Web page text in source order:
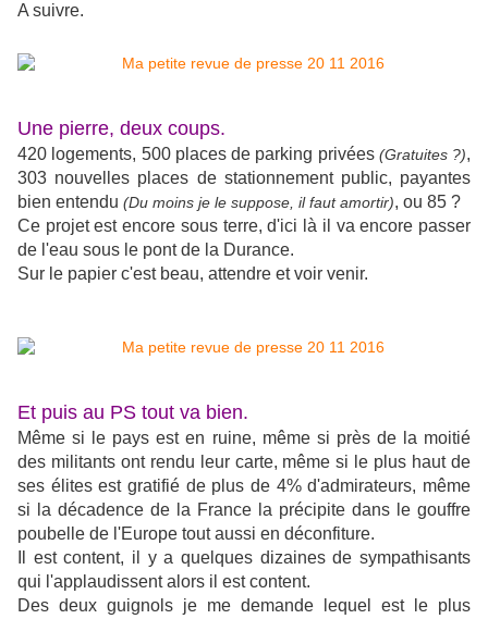
A suivre.
Une pierre, deux coups.
420 logements, 500 places de parking privées (Gratuites ?),
303 nouvelles places de stationnement public, payantes
bien entendu (Du moins je le suppose, il faut amortir), ou 85 ?
Ce projet est encore sous terre, d'ici là il va encore passer
de l'eau sous le pont de la Durance.
Sur le papier c'est beau, attendre et voir venir.
Et puis au PS tout va bien.
Même si le pays est en ruine, même si près de la moitié
des militants ont rendu leur carte, même si le plus haut de
ses élites est gratifié de plus de 4% d'admirateurs, même
si la décadence de la France la précipite dans le gouffre
poubelle de l'Europe tout aussi en déconfiture.
Il est content, il y a quelques dizaines de sympathisants
qui l'applaudissent alors il est content.
Des deux guignols je me demande lequel est le plus